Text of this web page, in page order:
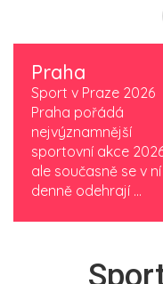
Praha
Sport v Praze 2026
Praha pořádá
nejvýznamnější
sportovní akce
ale současně se v ní
denně odehrají ...